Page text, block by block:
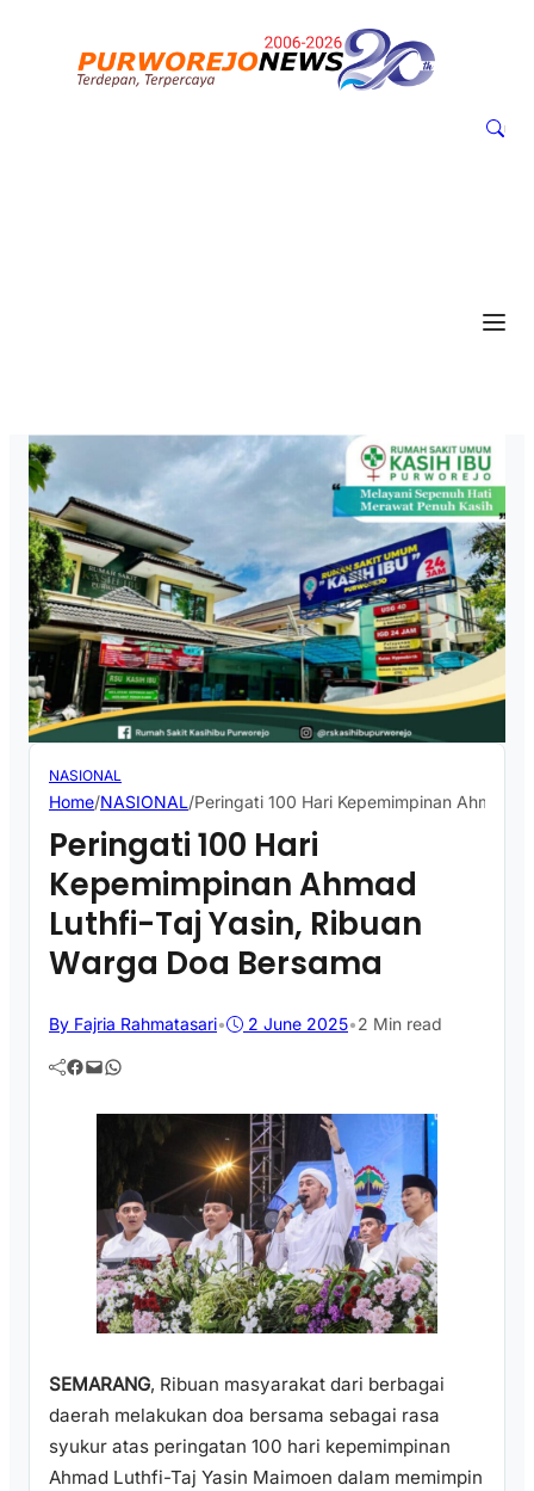
NASIONAL
Home/NASIONAL/Peringati 100 Hari Kepemimpinan Ahmad
Peringati 100 Hari
Kepemimpinan Ahmad
Luthfi-Taj Yasin, Ribuan
Warga Doa Bersama
By Fajria Rahmatasari• 2 June 2025•2 Min read
Facebook Mail WhatsApp
SEMARANG, Ribuan masyarakat dari berbagai
daerah melakukan doa bersama sebagai rasa
syukur atas peringatan 100 hari kepemimpinan
Ahmad Luthfi-Taj Yasin Maimoen dalam memimpin